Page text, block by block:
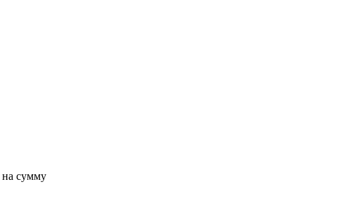
на сумму